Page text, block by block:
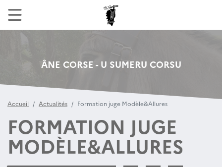
ÂNE CORSE - U SUMERU CORSU
Accueil Actualités Formation juge Modèle&Allures
FORMATION JUGE
MODÈLE&ALLURES